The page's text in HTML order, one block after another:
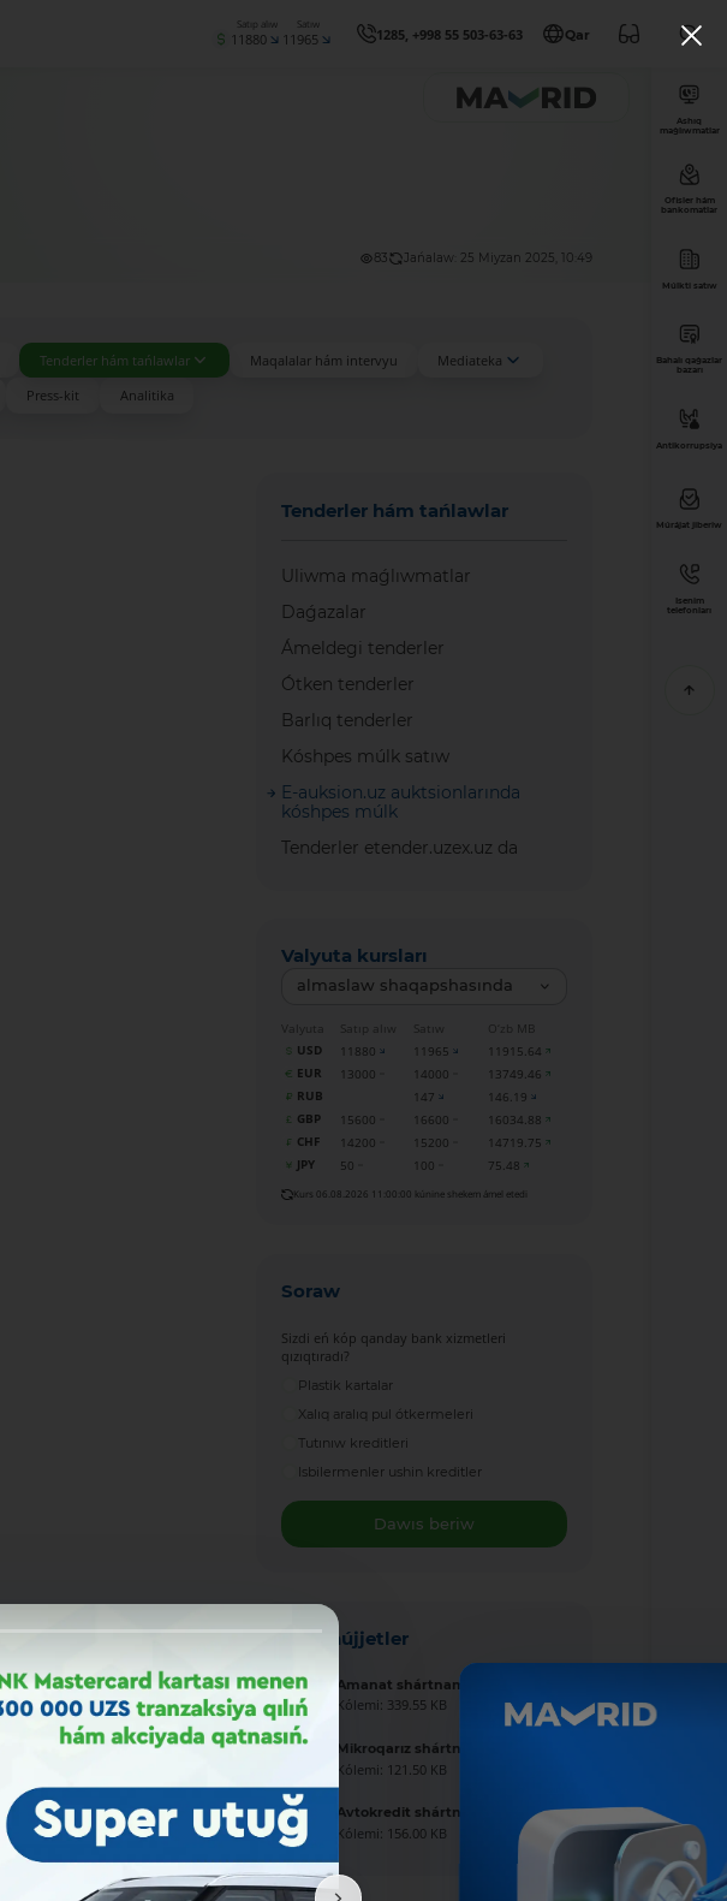
Satıp alıw
11880
Satıw
11965 1285, +998 55 503-63-63 Qar
83 Jańalaw: 25 Miyzan 2025, 10:49
Tenderler hám tańlawlar Maqalalar hám intervyu
Mediateka
Press-kit Analitika
Tenderler hám tańlawlar
Uliwma maǵlıwmatlar
Daǵazalar
Ámeldegi tenderler
Ótken tenderler
Barlıq tenderler
Kóshpes múlk satıw
E-auksion.uz auktsionlarında
kóshpes múlk
Tenderler etender.uzex.uz da
Valyuta kursları
almaslaw shaqapshasında
Valyuta Satıp alıw Satıw
O‘zb MB
USD
11880 11965
11915.64
EUR
13000 14000
13749.46
RUB
147
146.19
GBP
15600 16600
16034.88
CHF
14200 15200
14719.75
JPY
50 100 75.48
Kurs 06.08.2026 11:00:00 kúnine shekem ámel etedi
Soraw
Sizdi eń kóp qanday bank xizmetleri
qızıqtıradı?
Plastik kartalar
Xalıq aralıq pul ótkermeleri
Tutınıw kreditleri
Isbilermenler ushin kreditler
Dawıs beriw
Jańa hújjetler
Amanat shártnaması úlgisi
Kólemi: 339.55 KB
Mikroqarız shártnaması úlgisi
Kólemi: 121.50 KB
Avtokredit shártnaması úlgisi
Kólemi: 156.00 KB
Ashıq
maǵlıwmatlar
Ofisler hám
bankomatlar
Múlkti satıw
Bahalı qaǵazlar
bazarı
Antikorrupsiya
Múrájat jiberiw
Isenim
telefonları